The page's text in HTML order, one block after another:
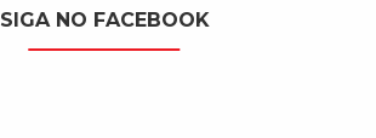
SIGA NO FACEBOOK